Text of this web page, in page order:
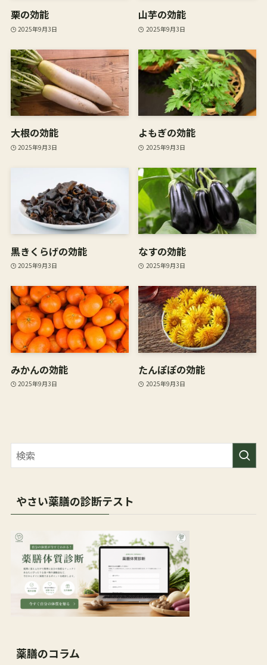
栗の効能
2025年9月3日
山芋の効能
2025年9月3日
大根の効能
2025年9月3日
よもぎの効能
2025年9月3日
黒きくらげの効能
2025年9月3日
なすの効能
2025年9月3日
みかんの効能
2025年9月3日
たんぽぽの効能
2025年9月3日
やさい薬膳の診断テスト
薬膳のコラム